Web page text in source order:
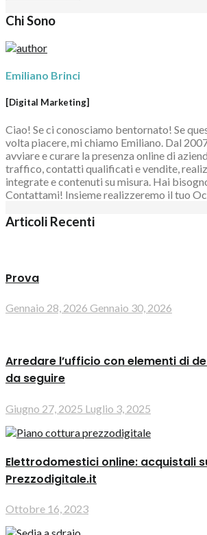
Chi Sono
Emiliano Brinci
[Digital Marketing]
Ciao! Se ci conosciamo bentornato! Se
volta piacere, mi chiamo Emiliano. Dal
avviare e curare la presenza online di
traffico, contatti qualificati e vendite,
integrate e contenuti su misura. Hai
Contattami! Insieme realizzeremo il tuo
Articoli Recenti
Prova
Gennaio 28, 2026 Gennaio 30, 2026
Arredare l’ufficio con elementi di
da seguire
Giugno 27, 2025 Luglio 3, 2025
Elettrodomestici online: acquistali
Prezzodigitale.it
Ottobre 16, 2023